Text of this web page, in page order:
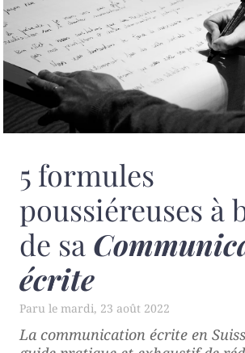
5 formules
poussiéreuses à
de sa
écrite
mardi, 23 août 2022
La communication écrite en